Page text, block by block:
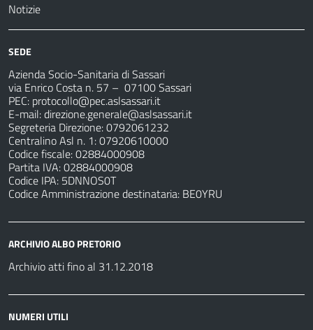
Notizie
SEDE
Azienda Socio-Sanitaria di Sassari
via Enrico Costa n. 57 – 07100 Sassari
PEC: protocollo@pec.aslsassari.it
E-mail:direzione.generale@aslsassari.it
Segreteria Direzione: 0792061232
Centralino Asl n. 1: 07920610000
Codice fiscale: 02884000908
Partita IVA: 02884000908
Codice IPA: 5DNNOS0T
Codice Amministrazione destinataria: BE0YRU
ARCHIVIO ALBO PRETORIO
Archivio atti fino al 31.12.2018
NUMERI UTILI